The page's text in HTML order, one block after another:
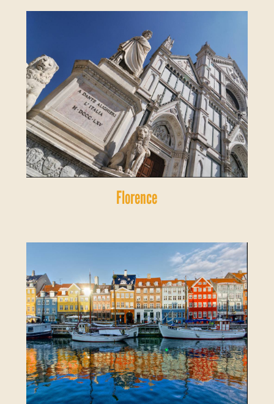
Florence